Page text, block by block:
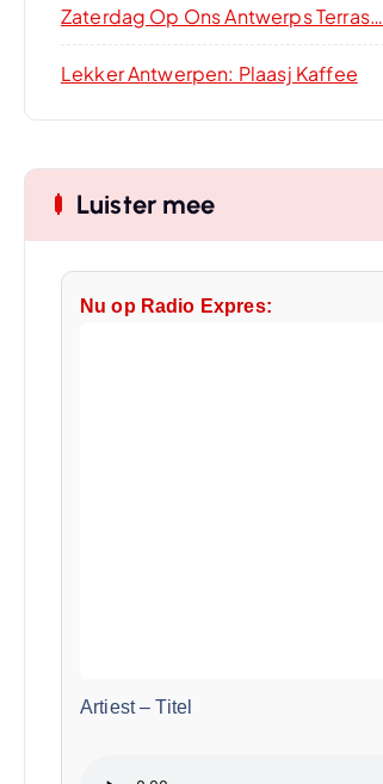
Zaterdag Op Ons Antwerps Terras…
Lekker Antwerpen: Plaasj Kaffee
Luister mee
Nu op Radio Expres:
Artiest–Titel